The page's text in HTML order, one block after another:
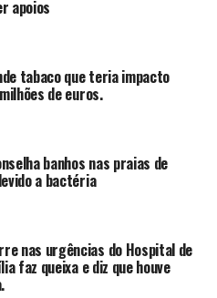
apoios
tabaco que teria impacto
de euros.
banhos nas praias de
a bactéria
nas urgências do Hospital de
faz queixa e diz que houve